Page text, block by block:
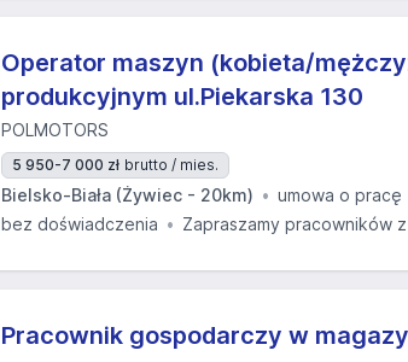
Operator maszyn (kobieta/
produkcyjnym ul.Piekarska 130
POLMOTORS
5 950-7 000 zł brutto / mies.
Bielsko-Biała (Żywiec - 20km) umowa o pracę
bez doświadczenia
Zapraszamy pracowników
Pracownik gospodarczy w